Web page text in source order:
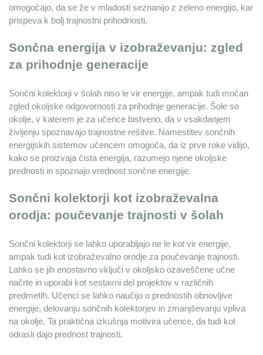
omogočajo, da se že v mladosti seznanijo z zeleno energijo, kar
prispeva k bolj trajnostni prihodnosti.
Sončna energija v izobraževanju: zgled
za prihodnje generacije
Sončni kolektorji v šolah niso le vir energije, ampak tudi močan
zgled okoljske odgovornosti za prihodnje generacije. Šole so
okolje, v katerem je za učence bistveno, da v vsakdanjem
življenju spoznavajo trajnostne rešitve. Namestitev sončnih
energijskih sistemov učencem omogoča, da iz prve roke vidijo,
kako se proizvaja čista energija, razumejo njene okoljske
prednosti in spoznajo vrednost sončne energije.
Sončni kolektorji kot izobraževalna
orodja: poučevanje trajnosti v šolah
Sončni kolektorji se lahko uporabljajo ne le kot vir energije,
ampak tudi kot izobraževalno orodje za poučevanje trajnosti.
Lahko se jih enostavno vključi v okoljsko ozaveščene učne
načrte in uporabi kot sestavni del projektov v različnih
predmetih. Učenci se lahko naučijo o prednostih obnovljive
energije, delovanju sončnih kolektorjev in zmanjševanju vpliva
na okolje. Ta praktična izkušnja motivira učence, da tudi kot
odrasli dajo prednost trajnosti.